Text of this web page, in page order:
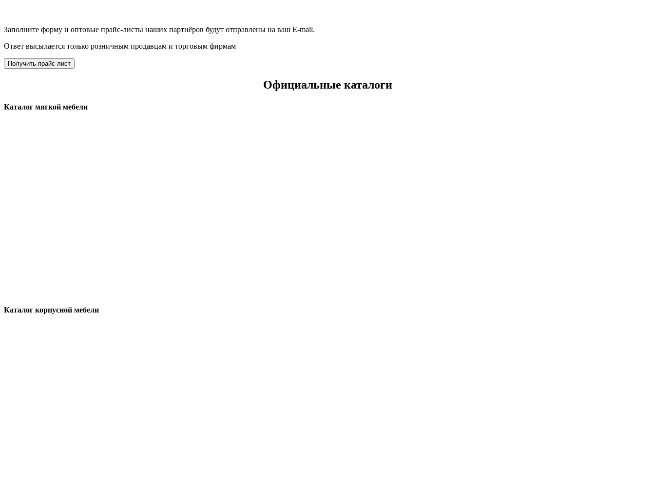
Заполните форму и оптовые прайс-листы наших партнёров будут отправлены на ваш E-mail.
Ответ высылается только розничным продавцам и торговым фирмам
Получить прайс-лист
Официальные каталоги
Каталог мягкой мебели
Каталог корпусной мебели